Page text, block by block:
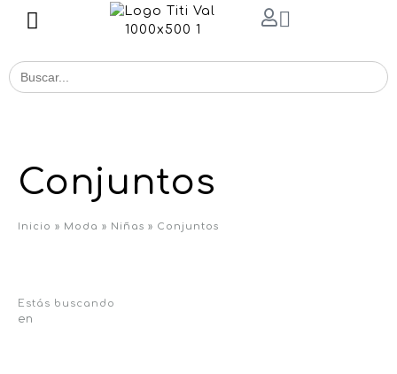
Buscar
for:
Conjuntos
Inicio » Moda » Niñas » Conjuntos
Estás buscando
en